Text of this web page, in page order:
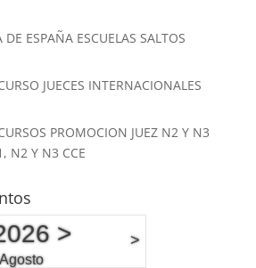
DE ESPAÑA ESCUELAS SALTOS
JUECES INTERNACIONALES
PROMOCION JUEZ N2 Y N3
N2 Y N3 CCE
>
Agosto
>